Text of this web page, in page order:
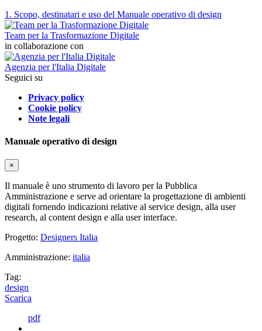
1. Scopo, destinatari e uso del Manuale operativo di design
Team per la Trasformazione Digitale
in collaborazione con
Agenzia per l'Italia Digitale
Seguici su
Privacy policy
Cookie policy
Note legali
Manuale operativo di design
×
Il manuale è uno strumento di lavoro per la Pubblica
Amministrazione e serve ad orientare la progettazione di ambienti
digitali fornendo indicazioni relative al service design, alla user
research, al content design e alla user interface.
Progetto: Designers Italia
Amministrazione: italia
Tag:
design
Scarica
pdf